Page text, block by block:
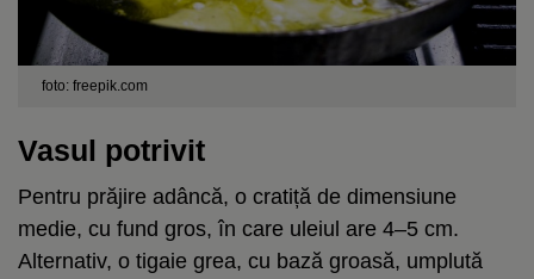
foto: freepik.com
Vasul potrivit
Pentru prăjire adâncă, o cratiță de dimensiune
medie, cu fund gros, în care uleiul are 4–5 cm.
Alternativ, o tigaie grea, cu bază groasă, umplută